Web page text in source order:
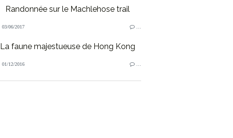
Randonnée sur le Machlehose trail
03/06/2017
La faune majestueuse de Hong Kong
01/12/2016